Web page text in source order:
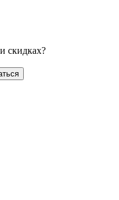
скидках?